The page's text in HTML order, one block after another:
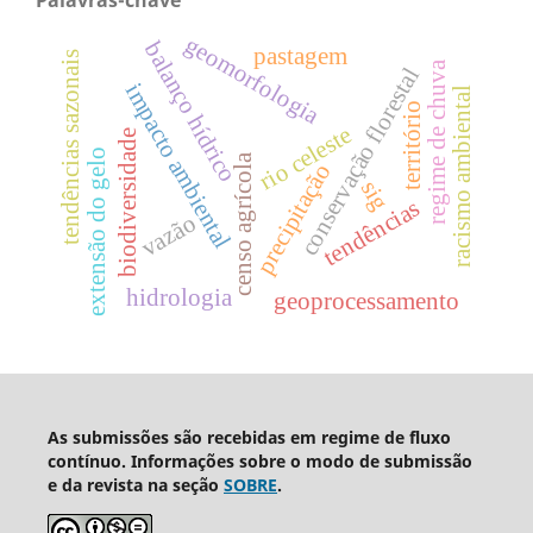
conservação florestal
impacto ambientalcenso agrícola
biodiversidade rio celeste
tendências
precipitação
vazão
balanço hídrico
geomorfologia
geoprocessamento
hidrologia
regime de chuva
extensão do gelo
tendências sazonais território
pastagem
racismo ambiental
sig
As submissões são recebidas em regime de fluxo
contínuo. Informações sobre o modo de submissão
e da revista na seção SOBRE.